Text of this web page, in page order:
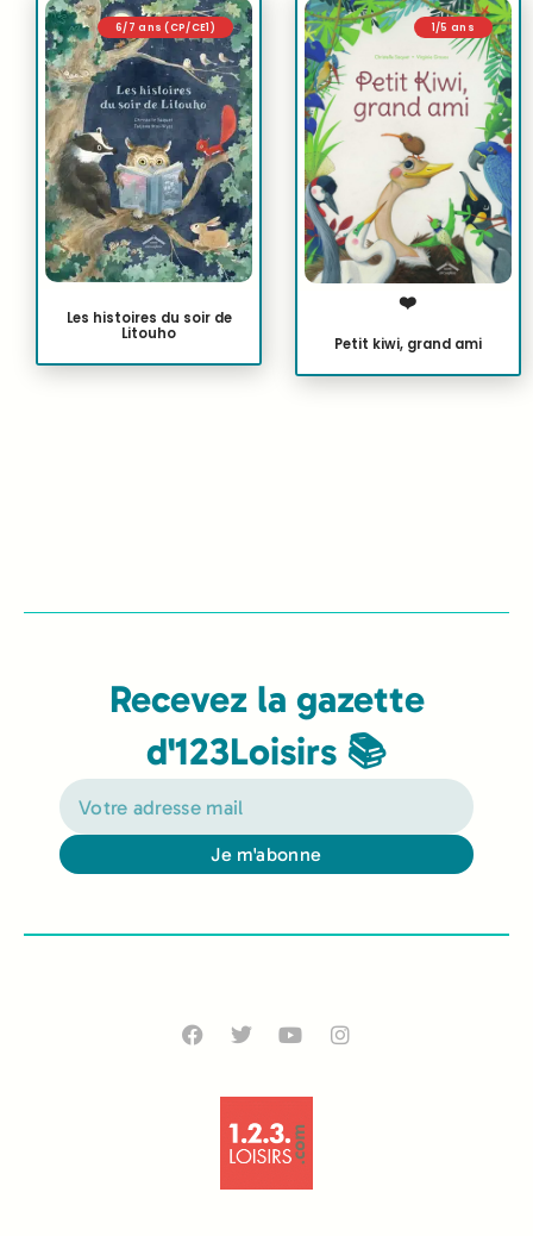
6/7 ans (CP/CE1)
Les histoires du soir de
Litouho
1/5 ans
❤️
Petit kiwi, grand ami
Recevez la gazette
d'123Loisirs 📚
Je m'abonne